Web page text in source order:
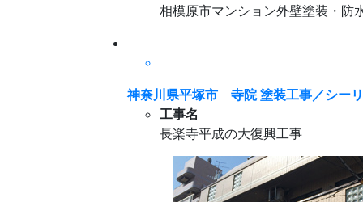
相模原市マンション外壁塗装・防
神奈川県平塚市 寺院 塗装工事／シー
工事名
長楽寺平成の大復興工事